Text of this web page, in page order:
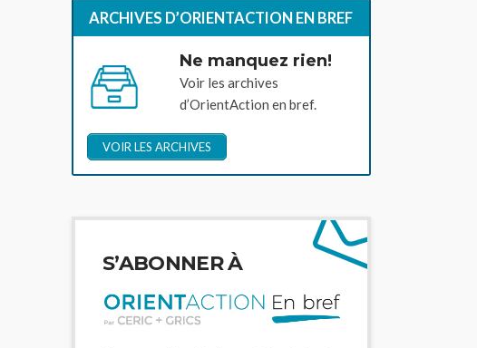
ARCHIVES D’ORIENTACTION EN BREF
Ne manquez rien!
Voir les archives
d’OrientAction en bref.
VOIR LES ARCHIVES
S’ABONNER À